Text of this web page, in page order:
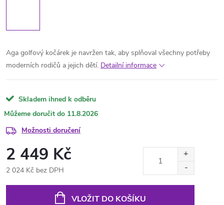
Aga golfový kočárek je navržen tak, aby splňoval všechny potřeby
moderních rodičů a jejich dětí. Detailní informace
Skladem ihned k odběru
11.8.2026
Možnosti doručení
2 449 Kč
2 024 Kč bez DPH
VLOŽIT DO KOŠÍKU